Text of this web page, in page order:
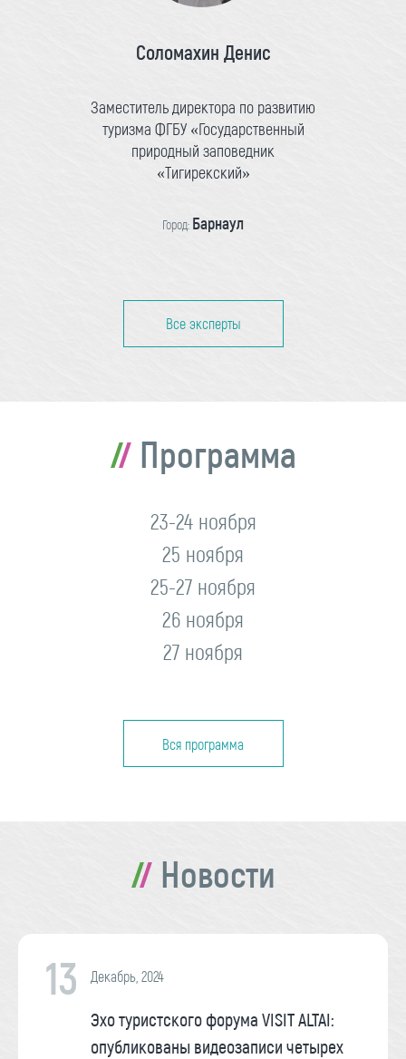
Соломахин Денис
Заместитель директора по развитию
туризма ФГБУ «Государственный
природный заповедник
«Тигирекский»
Город: Барнаул
Все эксперты
Программа
23-24 ноября
25 ноября
25-27 ноября
26 ноября
27 ноября
Вся программа
Новости
13 Декабрь, 2024
Эхо туристского форума VISIT ALTAI:
опубликованы видеозаписи четырех